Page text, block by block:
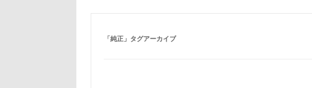
「純正」タグアーカイブ